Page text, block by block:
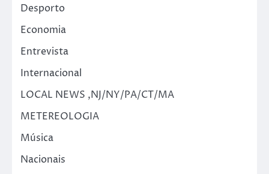
Desporto
Economia
Entrevista
Internacional
LOCAL NEWS ,NJ/NY/PA/CT/MA
METEREOLOGIA
Música
Nacionais